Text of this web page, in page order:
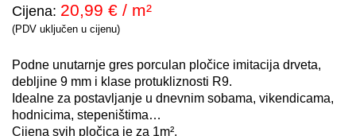
Cijena: 20,99 € / m²
(PDV uključen u cijenu)
Podne unutarnje gres porculan pločice imitacija drveta,
debljine 9 mm i klase protukliznosti R9.
Idealne za postavljanje u dnevnim sobama, vikendicama,
hodnicima, stepeništima…
Cijena svih pločica je za 1m².